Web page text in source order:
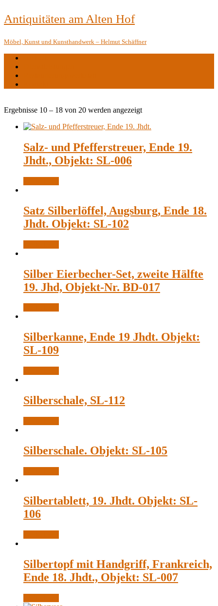
Antiquitäten am Alten Hof
Möbel, Kunst und Kunsthandwerk – Helmut Schäffner
Ergebnisse 10 – 18 von 20 werden angezeigt
Salz- und Pfefferstreuer, Ende 19.
Jhdt., Objekt: SL-006
Satz Silberlöffel, Augsburg, Ende 18.
Jhdt. Objekt: SL-102
Silber Eierbecher-Set, zweite Hälfte
19. Jhd, Objekt-Nr. BD-017
Silberkanne, Ende 19 Jhdt. Objekt:
SL-109
Silberschale, SL-112
Silberschale. Objekt: SL-105
Silbertablett, 19. Jhdt. Objekt: SL-
106
Silbertopf mit Handgriff, Frankreich,
Ende 18. Jhdt., Objekt: SL-007